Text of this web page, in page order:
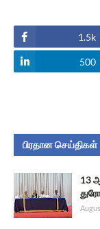
1.5k
500
பிரதான செய்திகள்
13